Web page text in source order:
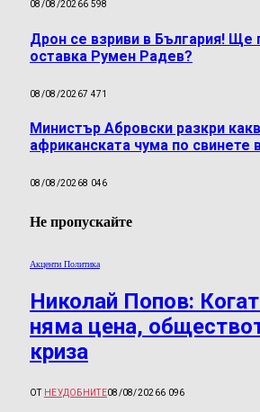
08/08/20266 598
Дрон се взриви в България! Ще
оставка Румен Радев?
08/08/20267 471
Министър Абровски разкри
африканската чума по свинете
08/08/20268 046
Не пропускайте
Акценти Политика
Николай Попов:
няма цена,
криза
ОТ НЕУДОБНИТЕ08/08/20266 096